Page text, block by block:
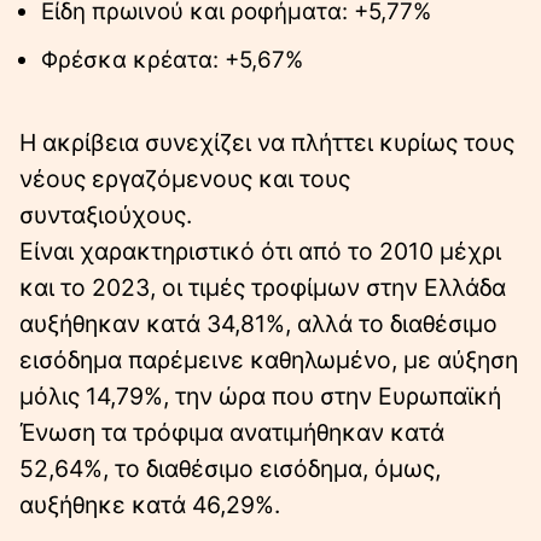
Είδη πρωινού και ροφήματα: +5,77%
Φρέσκα κρέατα: +5,67%
Η ακρίβεια συνεχίζει να πλήττει κυρίως τους
νέους εργαζόμενους και τους
συνταξιούχους.
Είναι χαρακτηριστικό ότι από το 2010 μέχρι
και το 2023, οι τιμές τροφίμων στην Ελλάδα
αυξήθηκαν κατά 34,81%, αλλά το διαθέσιμο
εισόδημα παρέμεινε καθηλωμένο, με αύξηση
μόλις 14,79%, την ώρα που στην Ευρωπαϊκή
Ένωση τα τρόφιμα ανατιμήθηκαν κατά
52,64%, το διαθέσιμο εισόδημα, όμως,
αυξήθηκε κατά 46,29%.